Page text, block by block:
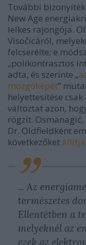
További
New Age
lelkes rajongója.
Visočicáról,
felcserélte; e
„polikontrasztos
adta, és szerinte „
mozgóképét”
helyettesítése
változtat azon,
rögzít.
Dr. Oldfieldként
következőket állítja
... Az
természetes
Ellentétben a
melyeknél az
ezek az